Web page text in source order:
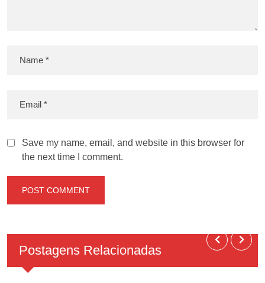
Save my name, email, and website in this browser for
the next time I comment.
Postagens Relacionadas